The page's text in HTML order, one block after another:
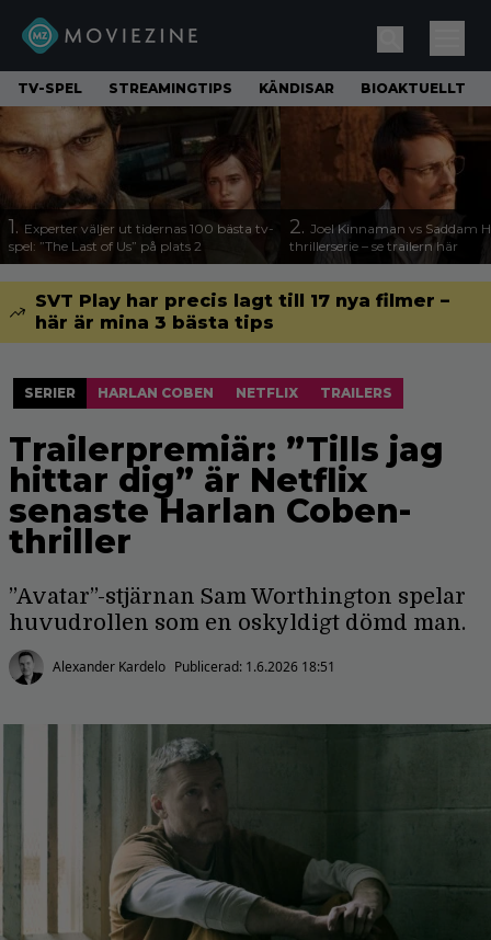
TV-SPEL STREAMINGTIPS KÄNDISAR BIOAKTUELLT
1. Experter väljer ut tidernas 100 bästa tv-
spel: ”The Last of Us” på plats 2
2. Joel Kinnaman vs Saddam
thrillerserie – se trailern här
SVT Play har precis lagt till 17 nya filmer –
här är mina 3 bästa tips
SERIER HARLAN COBEN NETFLIX TRAILERS
Trailerpremiär: ”Tills jag
hittar dig” är Netflix
senaste Harlan Coben-
thriller
”Avatar”-stjärnan Sam Worthington spelar
huvudrollen som en oskyldigt dömd man.
Alexander Kardelo Publicerad: 1.6.2026 18:51